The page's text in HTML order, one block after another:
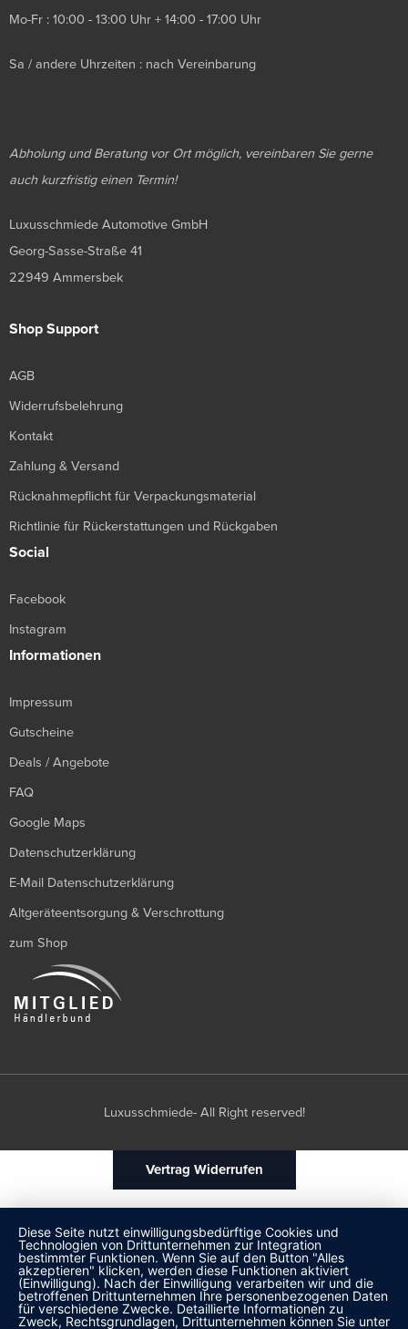
Mo-Fr : 10:00 - 13:00 Uhr + 14:00 - 17:00 Uhr
Sa / andere Uhrzeiten : nach Vereinbarung
Abholung und Beratung vor Ort möglich, vereinbaren Sie gerne
auch kurzfristig einen Termin!
Luxusschmiede Automotive GmbH
Georg-Sasse-Straße 41
22949 Ammersbek
Shop Support
AGB
Widerrufsbelehrung
Kontakt
Zahlung & Versand
Rücknahmepflicht für Verpackungsmaterial
Richtlinie für Rückerstattungen und Rückgaben
Social
Facebook
Instagram
Informationen
Impressum
Gutscheine
Deals / Angebote
FAQ
Google Maps
Datenschutzerklärung
E-Mail Datenschutzerklärung
Altgeräteentsorgung & Verschrottung
zum Shop
Luxusschmiede- All Right reserved!
Vertrag Widerrufen
Diese Seite nutzt einwilligungsbedürftige Cookies und
Technologien von Drittunternehmen zur Integration
bestimmter Funktionen. Wenn Sie auf den Button "Alles
akzeptieren" klicken, werden diese Funktionen aktiviert
(Einwilligung). Nach der Einwilligung verarbeiten wir und die
betroffenen Drittunternehmen Ihre personenbezogenen Daten
für verschiedene Zwecke. Detaillierte Informationen zu
Zweck, Rechtsgrundlagen, Drittunternehmen können Sie unter